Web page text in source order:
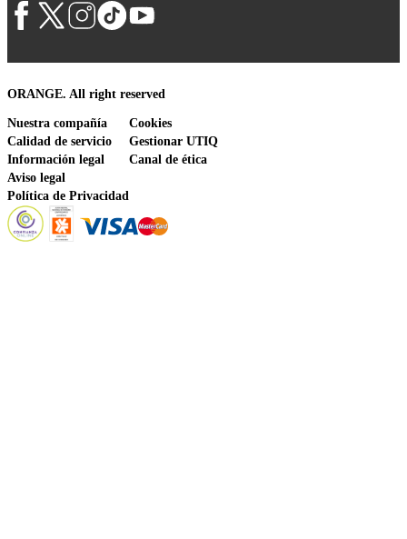
ORANGE. All right reserved
Nuestra compañía
Calidad de servicio
Información legal
Aviso legal
Política de Privacidad
Cookies
Gestionar UTIQ
Canal de ética